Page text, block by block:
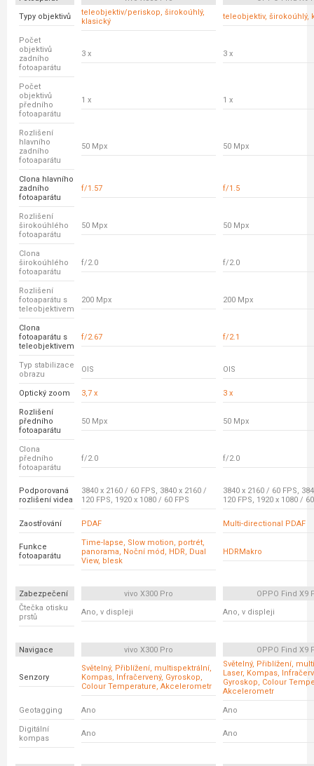
Typy objektivů
teleobjektiv/periskop, širokoúhlý,
klasický
teleobjektiv, širokoúhlý,
Počet
objektivů
zadního
fotoaparátu
3 x 3 x
Počet
objektivů
předního
fotoaparátu
1 x 1 x
Rozlišení
hlavního
zadního
fotoaparátu
50 Mpx 50 Mpx
Clona hlavního
zadního
fotoaparátu
f/1.57 f/1.5
Rozlišení
širokoúhlého
fotoaparátu
50 Mpx 50 Mpx
Clona
širokoúhlého
fotoaparátu
f/2.0 f/2.0
Rozlišení
fotoaparátu s
teleobjektivem
200 Mpx 200 Mpx
Clona
fotoaparátu s
teleobjektivem
f/2.67 f/2.1
Typ stabilizace
obrazu
OIS OIS
Optický zoom 3,7 x 3 x
Rozlišení
předního
fotoaparátu
50 Mpx 50 Mpx
Clona
předního
fotoaparátu
f/2.0 f/2.0
Podporovaná
rozlišení videa
3840 x 2160 / 60 FPS, 3840 x 2160 /
120 FPS, 1920 x 1080 / 60 FPS
3840 x 2160 / 60 FPS,
120 FPS, 1920 x 1080 /
Zaostřování PDAF Multi-directional PDAF
Funkce
fotoaparátu
Time-lapse, Slow motion, portrét,
panorama, Noční mód, HDR, Dual
View, blesk
HDRMakro
Zabezpečení vivo X300 Pro
OPPO Find X9
Čtečka otisku
prstů
Ano, v displeji Ano, v displeji
Navigace vivo X300 Pro OPPO Find X9
Senzory
Světelný, Přiblížení, multispektrální,
Kompas, Infračervený, Gyroskop,
Colour Temperature, Akcelerometr
Světelný, Přiblížení,
Laser, Kompas,
Gyroskop, Colour
Akcelerometr
Geotagging Ano Ano
Digitální
kompas
Ano Ano